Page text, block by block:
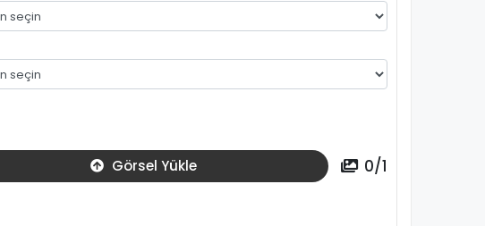
Görsel Yükle 0/1